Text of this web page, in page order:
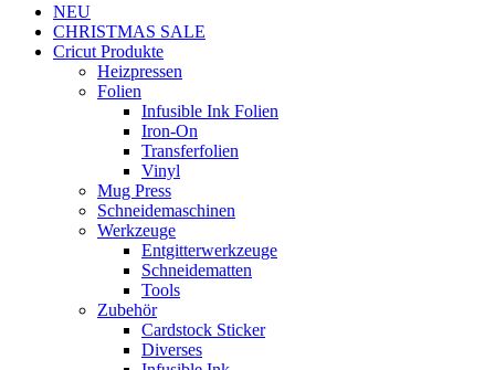
NEU
CHRISTMAS SALE
Cricut Produkte
Heizpressen
Folien
Infusible Ink Folien
Iron-On
Transferfolien
Vinyl
Mug Press
Schneidemaschinen
Werkzeuge
Entgitterwerkzeuge
Schneidematten
Tools
Zubehör
Cardstock Sticker
Diverses